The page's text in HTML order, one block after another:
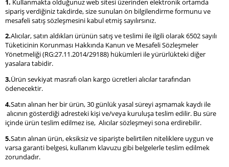
sipariş verdiğiniz takdirde, size sunulan ön bilgilendirme formunu ve
mesafeli satış sözleşmesini kabul etmiş sayılırsınız.
2.Alıcılar, satın aldıkları ürünün satış ve teslimi ile ilgili olarak 6502 sayılı
Tüketicinin Korunması Hakkında Kanun ve Mesafeli Sözleşmeler
Yönetmeliği (RG:27.11.2014/29188) hükümleri ile yürürlükteki diğer
yasalara tabidir.
3.Ürün sevkiyat masrafı olan kargo ücretleri alıcılar tarafından
ödenecektir.
4.Satın alınan her bir ürün, 30 günlük yasal süreyi aşmamak kaydı ile
alıcının gösterdiği adresteki kişi ve/veya kuruluşa teslim edilir. Bu süre
içinde ürün teslim edilmez ise, Alıcılar sözleşmeyi sona erdirebilir.
5.Satın alınan ürün, eksiksiz ve siparişte belirtilen niteliklere uygun ve
varsa garanti belgesi, kullanım klavuzu gibi belgelerle teslim edilmek
zorundadır.